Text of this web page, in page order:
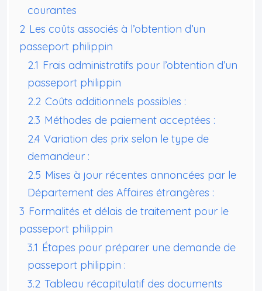
courantes
2 Les coûts associés à l’obtention d’un
passeport philippin
2.1 Frais administratifs pour l’obtention d’un
passeport philippin
2.2 Coûts additionnels possibles :
2.3 Méthodes de paiement acceptées :
2.4 Variation des prix selon le type de
demandeur :
2.5 Mises à jour récentes annoncées par le
Département des Affaires étrangères :
3 Formalités et délais de traitement pour le
passeport philippin
3.1 Étapes pour préparer une demande de
passeport philippin :
3.2 Tableau récapitulatif des documents